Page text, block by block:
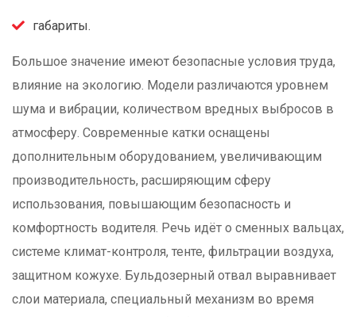
габариты.
Большое значение имеют безопасные условия труда,
влияние на экологию. Модели различаются уровнем
шума и вибрации, количеством вредных выбросов в
атмосферу. Современные катки оснащены
дополнительным оборудованием, увеличивающим
производительность, расширяющим сферу
использования, повышающим безопасность и
комфортность водителя. Речь идёт о сменных вальцах,
системе климат-контроля, тенте, фильтрации воздуха,
защитном кожухе. Бульдозерный отвал выравнивает
слои материала, специальный механизм во время